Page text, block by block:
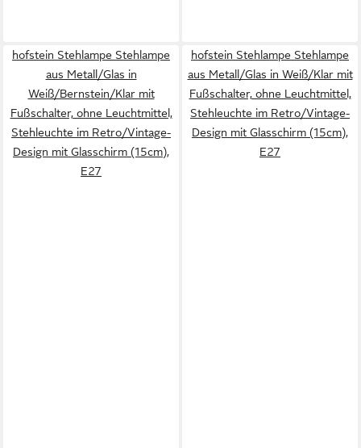
hofstein Stehlampe Stehlampe
aus Metall/Glas in
Weiß/Bernstein/Klar mit
Fußschalter, ohne Leuchtmittel,
Stehleuchte im Retro/Vintage-
Design mit Glasschirm (15cm),
E27
hofstein Stehlampe Stehlampe
aus Metall/Glas in Weiß/Klar mit
Fußschalter, ohne Leuchtmittel,
Stehleuchte im Retro/Vintage-
Design mit Glasschirm (15cm),
E27